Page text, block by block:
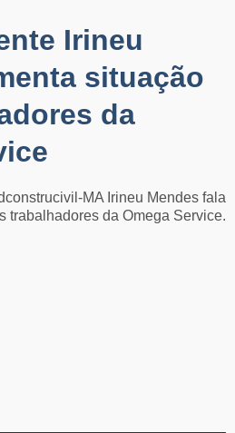
Irineu
situação
da
MA Irineu Mendes fala
trabalhadores da Omega Service.